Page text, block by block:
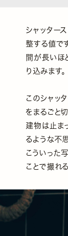
シャッター
整する値で
間が長いほ
り込みます。
このシャッ
をまるごと
建物は止ま
るような不
こういった
ことで撮れ